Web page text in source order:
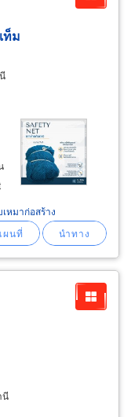
ท็ม
หมาก่อสร้าง
นี